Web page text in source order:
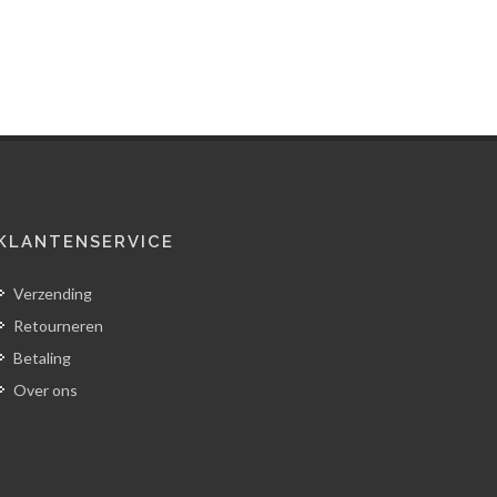
Verzending
Retourneren
Betaling
Over ons